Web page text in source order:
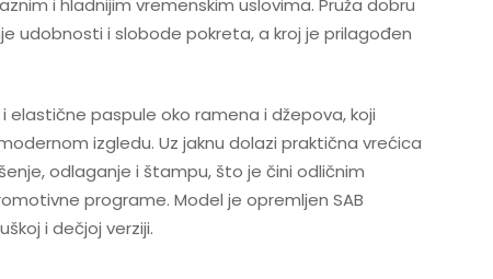
i hladnijim vremenskim uslovima. Pruža dobru
udobnosti i slobode pokreta, a kroj je prilagođen
elastične paspule oko ramena i džepova, koji
izgledu. Uz jaknu dolazi praktična vrećica
odlaganje i štampu, što je čini odličnim
programe. Model je opremljen SAB
i dečjoj verziji.